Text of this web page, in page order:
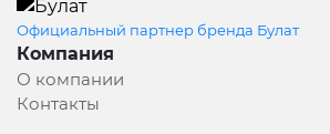
Официальный партнер бренда Булат
Компания
О компании
Контакты